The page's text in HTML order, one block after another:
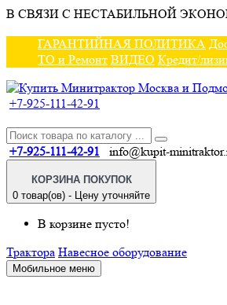
В СВЯЗИ С НЕСТАБИЛЬНОЙ
ГАРАНТИЙНАЯ ПОЛИТИКА
ТО и Ремонт ВИДЕО Кредит/
+7-925-111-42-91
+7-925-111-42-91 info@kupit-
КОРЗИНА ПОКУПОК
0 товар(ов) - Цену уточняйте
В корзине пусто!
Трактора Навесное оборудование
Мобильное меню